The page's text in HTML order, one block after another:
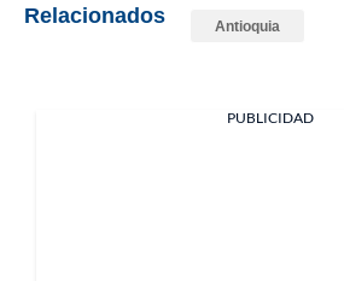
Relacionados Antioquia
PUBLICIDAD